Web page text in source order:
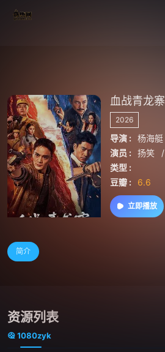
血战青龙寨
2026
导演 :
杨海艇
演员 :
扬笑 /
类型 :
豆瓣 :
6.6
立即播放
简介
资源列表
1080zyk